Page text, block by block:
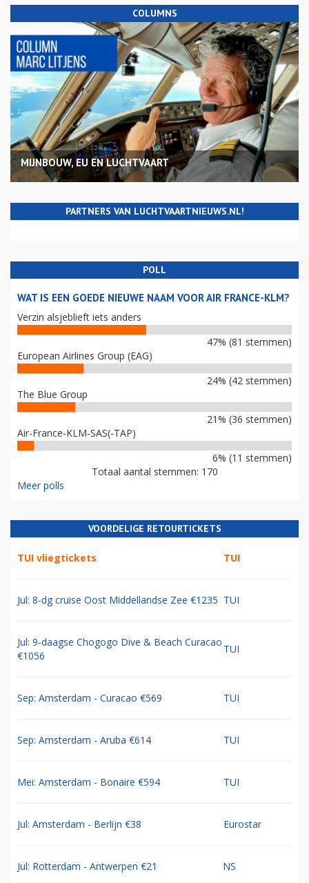
COLUMNS
MIJNBOUW, EU EN LUCHTVAART
PARTNERS VAN LUCHTVAARTNIEUWS.NL!
POLL
WAT IS EEN GOEDE NIEUWE NAAM VOOR AIR FRANCE-KLM?
Verzin alsjeblieft iets anders
47% (81 stemmen)
European Airlines Group (EAG)
24% (42 stemmen)
The Blue Group
21% (36 stemmen)
Air-France-KLM-SAS(-TAP)
6% (11 stemmen)
Totaal aantal stemmen: 170
Meer polls
VOORDELIGE RETOURTICKETS
TUI vliegtickets TUI
Jul: 8-dg cruise Oost Middellandse Zee €1235 TUI
Jul: 9-daagse Chogogo Dive & Beach Curacao
€1056
TUI
Sep: Amsterdam - Curacao €569 TUI
Sep: Amsterdam - Aruba €614 TUI
Mei: Amsterdam - Bonaire €594 TUI
Jul: Amsterdam - Berlijn €38 Eurostar
Jul: Rotterdam - Antwerpen €21 NS